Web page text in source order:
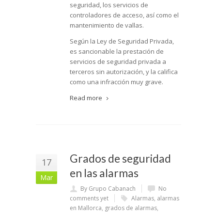
seguridad, los servicios de
controladores de acceso, así como el
mantenimiento de vallas.
Según la Ley de Seguridad Privada,
es sancionable la prestación de
servicios de seguridad privada a
terceros sin autorización, y la califica
como una infracción muy grave.
Read more
17
Mar
Grados de seguridad
en las alarmas
By Grupo Cabanach
No
comments yet
Alarmas, alarmas
en Mallorca, grados de alarmas,